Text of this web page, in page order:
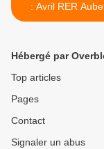
: Avril RER
bulle dans les
Hébergé par
Top articles
Pages
Contact
Signaler un abus